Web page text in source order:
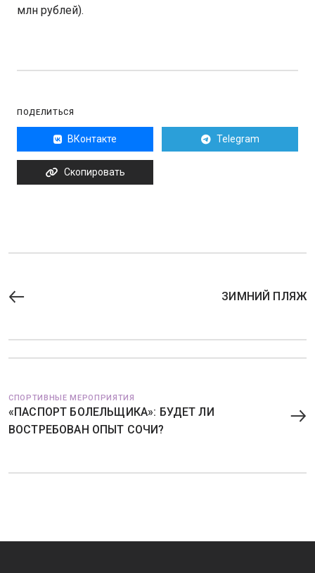
млн рублей).
ПОДЕЛИТЬСЯ
ВКонтакте Telegram
Скопировать
ЗИМНИЙ ПЛЯЖ
СПОРТИВНЫЕ МЕРОПРИЯТИЯ
«ПАСПОРТ БОЛЕЛЬЩИКА»: БУДЕТ ЛИ
ВОСТРЕБОВАН ОПЫТ СОЧИ?